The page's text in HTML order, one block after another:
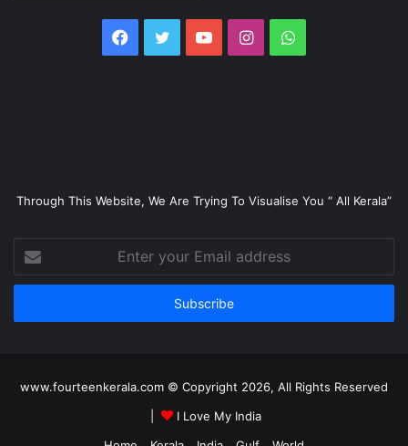
Facebook
TwitterYouTubeInstagramWhatsApp
Through This Website, We Are Trying To Visualise You “ All Kerala”
your
Email
www.fourteenkerala.com © Copyright 2026, All Rights Reserved
I Love My India